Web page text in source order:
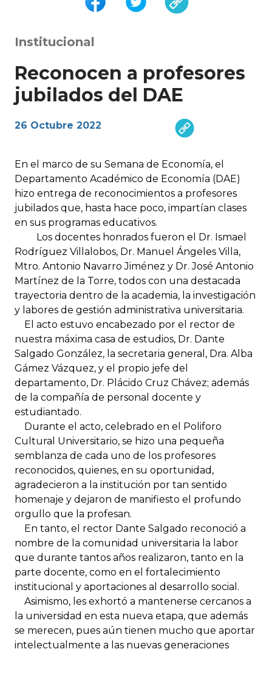
Institucional
Reconocen a profesores
jubilados del DAE
26 Octubre 2022
En el marco de su Semana de Economía, el
Departamento Académico de Economía (DAE)
hizo entrega de reconocimientos a profesores
jubilados que, hasta hace poco, impartían clases
en sus programas educativos.
Los docentes honrados fueron el Dr. Ismael
Rodríguez Villalobos, Dr. Manuel Ángeles Villa,
Mtro. Antonio Navarro Jiménez y Dr. José Antonio
Martínez de la Torre, todos con una destacada
trayectoria dentro de la academia, la investigación
y labores de gestión administrativa universitaria.
El acto estuvo encabezado por el rector de
nuestra máxima casa de estudios, Dr. Dante
Salgado González, la secretaria general, Dra. Alba
Gámez Vázquez, y el propio jefe del
departamento, Dr. Plácido Cruz Chávez; además
de la compañía de personal docente y
estudiantado.
Durante el acto, celebrado en el Poliforo
Cultural Universitario, se hizo una pequeña
semblanza de cada uno de los profesores
reconocidos, quienes, en su oportunidad,
agradecieron a la institución por tan sentido
homenaje y dejaron de manifiesto el profundo
orgullo que la profesan.
En tanto, el rector Dante Salgado reconoció a
nombre de la comunidad universitaria la labor
que durante tantos años realizaron, tanto en la
parte docente, como en el fortalecimiento
institucional y aportaciones al desarrollo social.
Asimismo, les exhortó a mantenerse cercanos a
la universidad en esta nueva etapa, que además
se merecen, pues aún tienen mucho que aportar
intelectualmente a las nuevas generaciones